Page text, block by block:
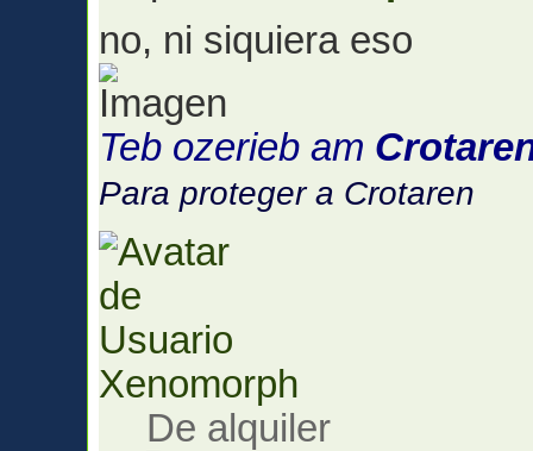
no, ni siquiera eso
Teb ozerieb am
Para proteger a Crotaren
Xenomorph
De alquiler